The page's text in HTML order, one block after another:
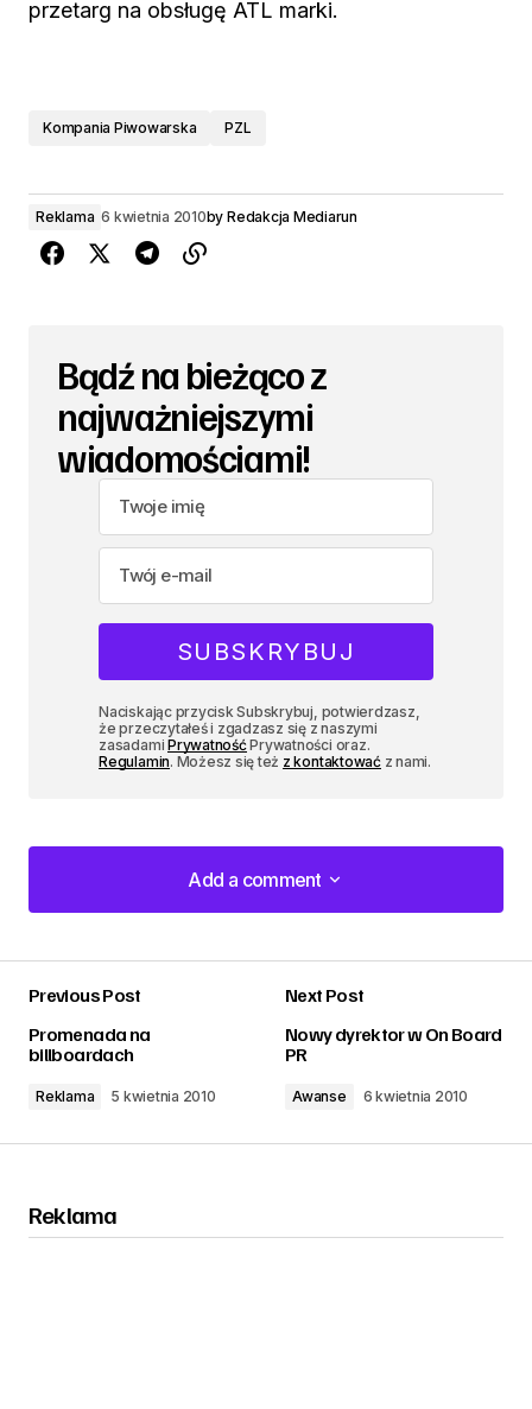
przetarg na obsługę ATL marki.
Kompania Piwowarska PZL
Reklama 6 kwietnia 2010by Redakcja Mediarun
Bądź na bieżąco z
najważniejszymi
wiadomościami!
Naciskając przycisk Subskrybuj, potwierdzasz,
że przeczytałeś i zgadzasz się z naszymi
zasadamiPrywatnośćPrywatności oraz.
Regulamin. Możesz się też z kontaktowaćz nami.
Add a comment
Add a comment
Previous Post
Promenada na
billboardach
Reklama 5 kwietnia 2010
Next Post
Nowy dyrektor w On Board
PR
Awanse 6 kwietnia 2010
Reklama